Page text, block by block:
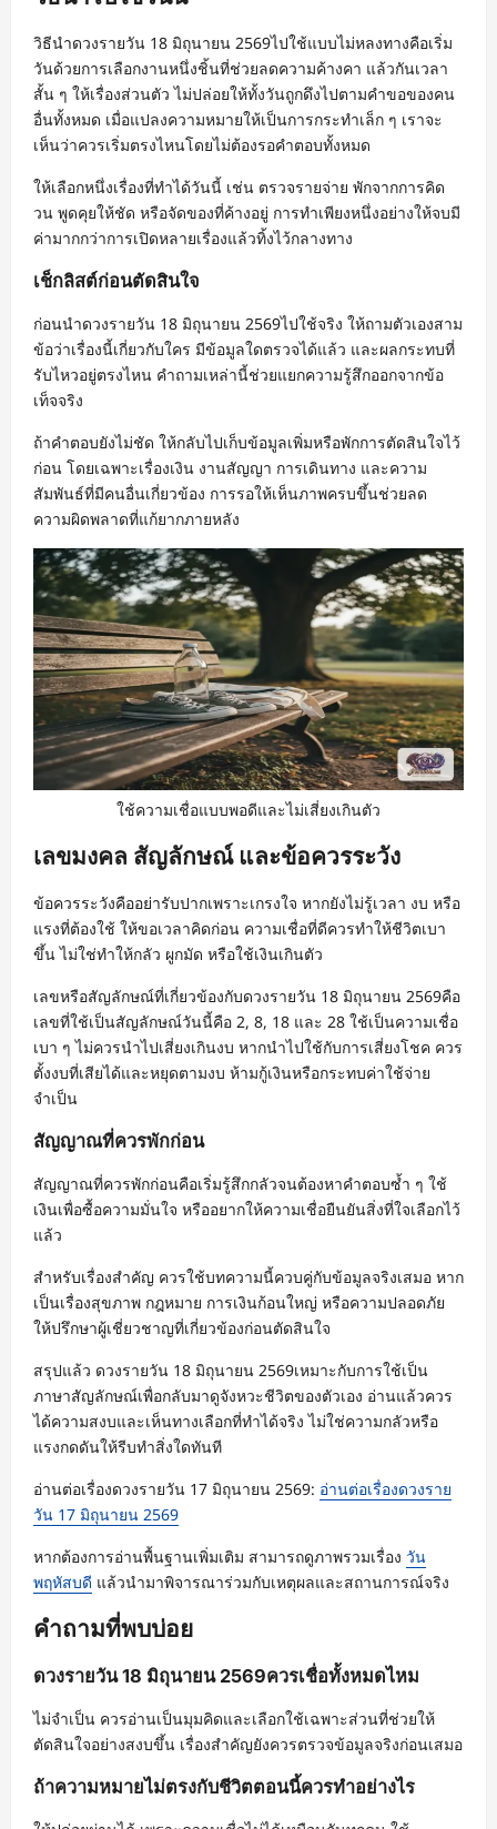
วิธีนำดวงรายวัน 18 มิถุนายน 2569ไปใช้แบบไม่หลงทางคือเริ่ม
วันด้วยการเลือกงานหนึ่งชิ้นที่ช่วยลดความค้างคา แล้วกันเวลา
สั้น ๆ ให้เรื่องส่วนตัว ไม่ปล่อยให้ทั้งวันถูกดึงไปตามคำขอของคน
อื่นทั้งหมด เมื่อแปลงความหมายให้เป็นการกระทำเล็ก ๆ เราจะ
เห็นว่าควรเริ่มตรงไหนโดยไม่ต้องรอคำตอบทั้งหมด
ให้เลือกหนึ่งเรื่องที่ทำได้วันนี้ เช่น ตรวจรายจ่าย พักจากการคิด
วน พูดคุยให้ชัด หรือจัดของที่ค้างอยู่ การทำเพียงหนึ่งอย่างให้จบมี
ค่ามากกว่าการเปิดหลายเรื่องแล้วทิ้งไว้กลางทาง
เช็กลิสต์ก่อนตัดสินใจ
ก่อนนำดวงรายวัน 18 มิถุนายน 2569ไปใช้จริง ให้ถามตัวเองสาม
ข้อว่าเรื่องนี้เกี่ยวกับใคร มีข้อมูลใดตรวจได้แล้ว และผลกระทบที่
รับไหวอยู่ตรงไหน คำถามเหล่านี้ช่วยแยกความรู้สึกออกจากข้อ
เท็จจริง
ถ้าคำตอบยังไม่ชัด ให้กลับไปเก็บข้อมูลเพิ่มหรือพักการตัดสินใจไว้
ก่อน โดยเฉพาะเรื่องเงิน งานสัญญา การเดินทาง และความ
สัมพันธ์ที่มีคนอื่นเกี่ยวข้อง การรอให้เห็นภาพครบขึ้นช่วยลด
ความผิดพลาดที่แก้ยากภายหลัง
ใช้ความเชื่อแบบพอดีและไม่เสี่ยงเกินตัว
เลขมงคล สัญลักษณ์ และข้อควรระวัง
ข้อควรระวังคืออย่ารับปากเพราะเกรงใจ หากยังไม่รู้เวลา งบ หรือ
แรงที่ต้องใช้ ให้ขอเวลาคิดก่อน ความเชื่อที่ดีควรทำให้ชีวิตเบา
ขึ้น ไม่ใช่ทำให้กลัว ผูกมัด หรือใช้เงินเกินตัว
เลขหรือสัญลักษณ์ที่เกี่ยวข้องกับดวงรายวัน 18 มิถุนายน 2569คือ
เลขที่ใช้เป็นสัญลักษณ์วันนี้คือ 2, 8, 18 และ 28 ใช้เป็นความเชื่อ
เบา ๆ ไม่ควรนำไปเสี่ยงเกินงบ หากนำไปใช้กับการเสี่ยงโชค ควร
ตั้งงบที่เสียได้และหยุดตามงบ ห้ามกู้เงินหรือกระทบค่าใช้จ่าย
จำเป็น
สัญญาณที่ควรพักก่อน
สัญญาณที่ควรพักก่อนคือเริ่มรู้สึกกลัวจนต้องหาคำตอบซ้ำ ๆ ใช้
เงินเพื่อซื้อความมั่นใจ หรืออยากให้ความเชื่อยืนยันสิ่งที่ใจเลือกไว้
แล้ว
สำหรับเรื่องสำคัญ ควรใช้บทความนี้ควบคู่กับข้อมูลจริงเสมอ หาก
เป็นเรื่องสุขภาพ กฎหมาย การเงินก้อนใหญ่ หรือความปลอดภัย
ให้ปรึกษาผู้เชี่ยวชาญที่เกี่ยวข้องก่อนตัดสินใจ
สรุปแล้ว ดวงรายวัน 18 มิถุนายน 2569เหมาะกับการใช้เป็น
ภาษาสัญลักษณ์เพื่อกลับมาดูจังหวะชีวิตของตัวเอง อ่านแล้วควร
ได้ความสงบและเห็นทางเลือกที่ทำได้จริง ไม่ใช่ความกลัวหรือ
แรงกดดันให้รีบทำสิ่งใดทันที
อ่านต่อเรื่องดวงรายวัน 17 มิถุนายน 2569: อ่านต่อเรื่องดวงราย
วัน 17 มิถุนายน 2569
หากต้องการอ่านพื้นฐานเพิ่มเติม สามารถดูภาพรวมเรื่อง วัน
พฤหัสบดี แล้วนำมาพิจารณาร่วมกับเหตุผลและสถานการณ์จริง
คำถามที่พบบ่อย
ดวงรายวัน 18 มิถุนายน 2569ควรเชื่อทั้งหมดไหม
ไม่จำเป็น ควรอ่านเป็นมุมคิดและเลือกใช้เฉพาะส่วนที่ช่วยให้
ตัดสินใจอย่างสงบขึ้น เรื่องสำคัญยังควรตรวจข้อมูลจริงก่อนเสมอ
ถ้าความหมายไม่ตรงกับชีวิตตอนนี้ควรทำอย่างไร